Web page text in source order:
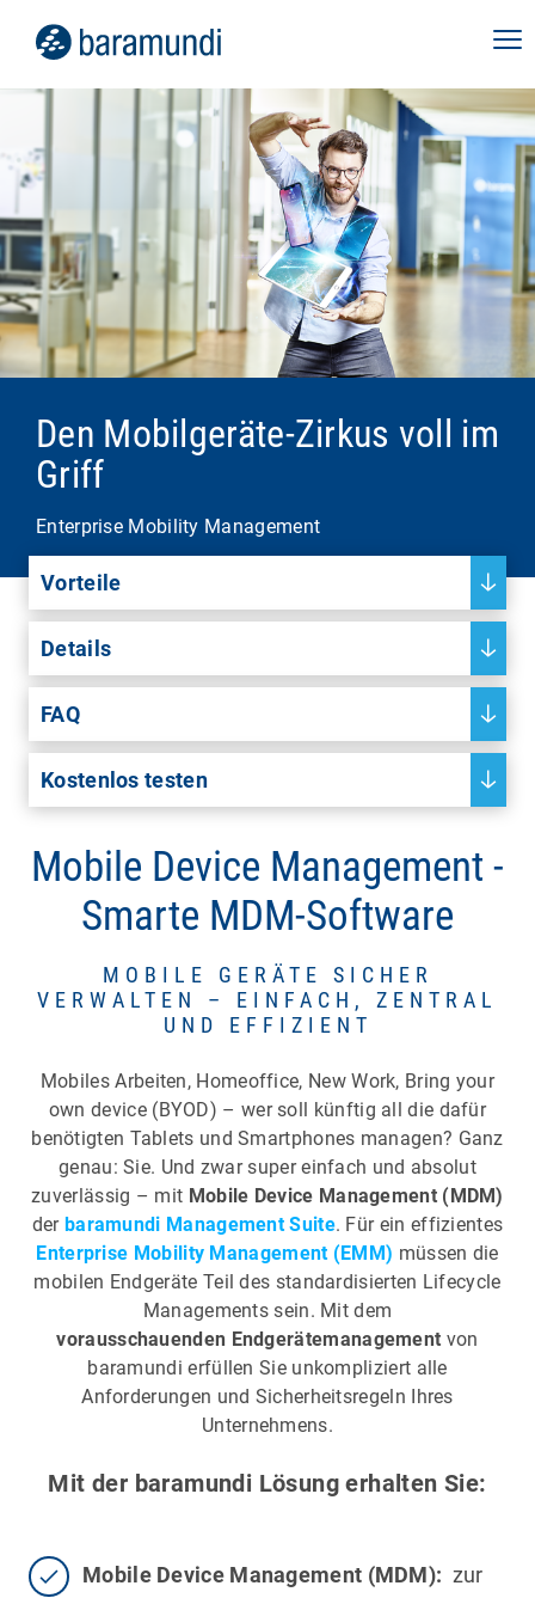
Den Mobilgeräte-Zirkus voll im
Griff
Enterprise Mobility Management
Vorteile
Details
FAQ
Kostenlos testen
Mobile Device Management -
Smarte MDM-Software
MOBILE GERÄTE SICHER
VERWALTEN – EINFACH, ZENTRAL
UND EFFIZIENT
Mobiles Arbeiten, Homeoffice, New Work, Bring your
own device (BYOD) – wer soll künftig all die dafür
benötigten Tablets und Smartphones managen? Ganz
genau: Sie. Und zwar super einfach und absolut
zuverlässig – mit Mobile Device Management (MDM)
der baramundi Management Suite. Für ein effizientes
Enterprise Mobility Management (EMM) müssen die
mobilen Endgeräte Teil des standardisierten Lifecycle
Managements sein. Mit dem
vorausschauenden Endgerätemanagement von
baramundi erfüllen Sie unkompliziert alle
Anforderungen und Sicherheitsregeln Ihres
Unternehmens.
Mit der baramundi Lösung erhalten Sie:
Mobile Device Management (MDM): zur